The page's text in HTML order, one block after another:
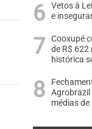
Vetos à
e
Cooxupé
de R$
histórica
médias de